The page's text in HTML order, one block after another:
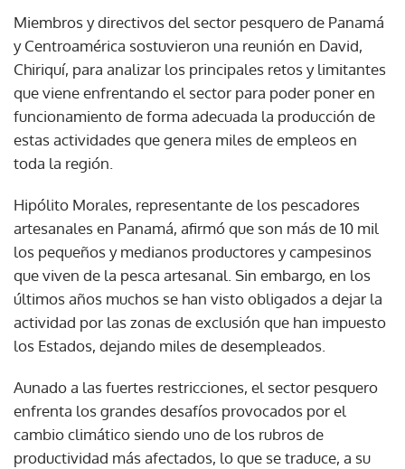
Miembros y directivos del sector pesquero de Panamá
y Centroamérica sostuvieron una reunión en David,
Chiriquí, para analizar los principales retos y limitantes
que viene enfrentando el sector para poder poner en
funcionamiento de forma adecuada la producción de
estas actividades que genera miles de empleos en
toda la región.
Hipólito Morales, representante de los pescadores
artesanales en Panamá, afirmó que son más de 10 mil
los pequeños y medianos productores y campesinos
que viven de la pesca artesanal. Sin embargo, en los
últimos años muchos se han visto obligados a dejar la
actividad por las zonas de exclusión que han impuesto
los Estados, dejando miles de desempleados.
Aunado a las fuertes restricciones, el sector pesquero
enfrenta los grandes desafíos provocados por el
cambio climático siendo uno de los rubros de
productividad más afectados, lo que se traduce, a su